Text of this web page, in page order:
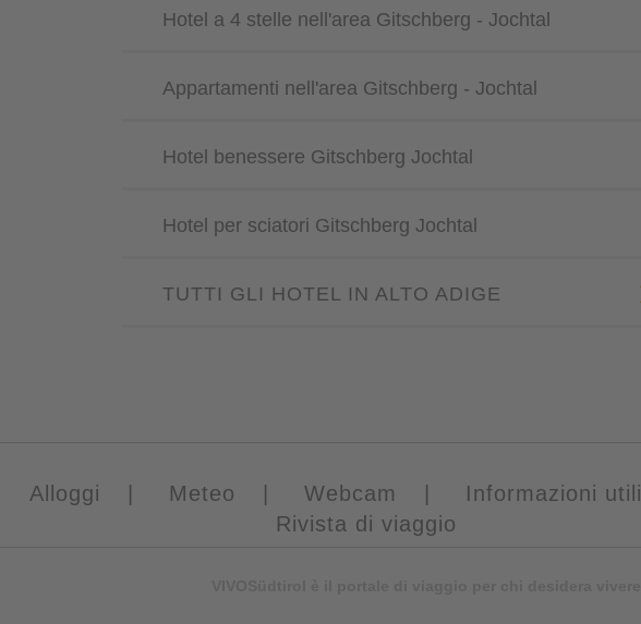
Hotel a 4 stelle nell'area Gitschberg - Jochtal
Appartamenti nell'area Gitschberg - Jochtal
Hotel benessere Gitschberg Jochtal
Hotel per sciatori Gitschberg Jochtal
TUTTI GLI HOTEL IN ALTO ADIGE
Alloggi Meteo Webcam Informazioni utili
Rivista di viaggio